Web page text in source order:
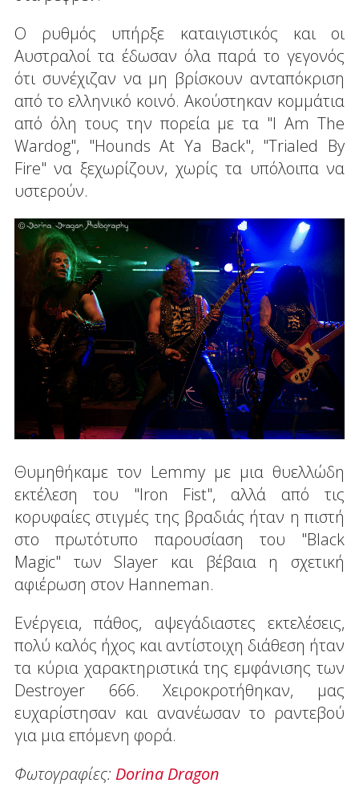
Ο ρυθμός υπήρξε καταιγιστικός και οι
Αυστραλοί τα έδωσαν όλα παρά το γεγονός
ότι συνέχιζαν να μη βρίσκουν ανταπόκριση
από το ελληνικό κοινό. Ακούστηκαν κομμάτια
από όλη τους την πορεία με τα "I Am The
Wardog", "Hounds At Ya Back", "Trialed By
Fire" να ξεχωρίζουν, χωρίς τα υπόλοιπα να
υστερούν.
Θυμηθήκαμε τον Lemmy με μια θυελλώδη
εκτέλεση του "Iron Fist", αλλά από τις
κορυφαίες στιγμές της βραδιάς ήταν η πιστή
στο πρωτότυπο παρουσίαση του "Black
Magic" των Slayer και βέβαια η σχετική
αφιέρωση στον Hanneman.
Ενέργεια, πάθος, αψεγάδιαστες εκτελέσεις,
πολύ καλός ήχος και αντίστοιχη διάθεση ήταν
τα κύρια χαρακτηριστικά της εμφάνισης των
Destroyer 666. Χειροκροτήθηκαν, μας
ευχαρίστησαν και ανανέωσαν το ραντεβού
για μια επόμενη φορά.
Φωτογραφίες: Dorina Dragon